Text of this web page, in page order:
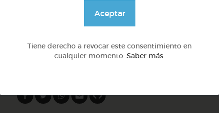
DOCS (4)
Aceptar
Tiene derecho a revocar este consentimiento en
cualquier momento. Saber más.